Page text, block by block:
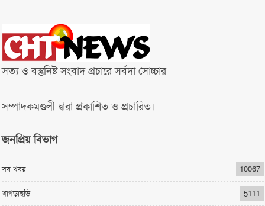
সত্য ও বস্তুনিষ্ট সংবাদ প্রচারে সর্বদা সোচ্চার
সম্পাদকমণ্ডলী দ্বারা প্রকাশিত ও প্রচারিত।
জনপ্রিয় বিভাগ
সব খবর 10067
খাগড়াছড়ি 5111